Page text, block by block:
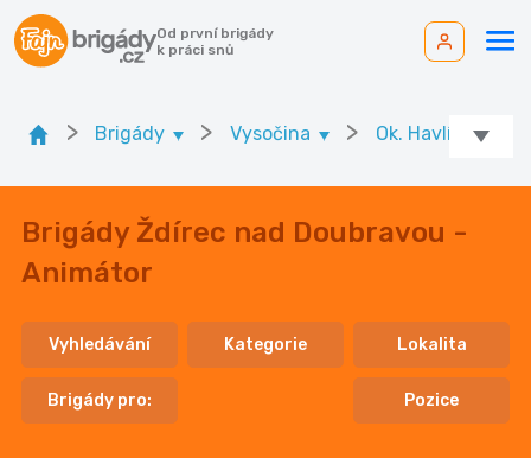
Od první brigády
k práci snů
> Brigády > Vysočina > Ok. Havlíčkův
Brigády Ždírec nad Doubravou -
Animátor
Vyhledávání Kategorie Lokalita
Brigády pro: Pozice